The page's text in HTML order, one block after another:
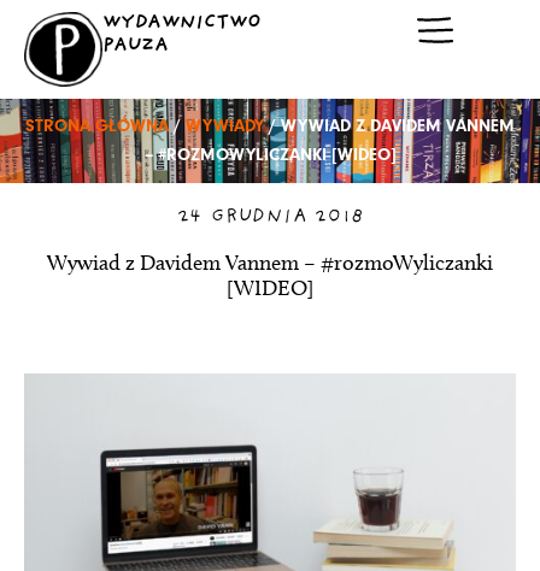
Przejdź
treści
WYDAWNICTWO
PAUZA
STRONA GŁÓWNA/WYWIADY/ WYWIAD Z DAVIDEM VANNEM
– #ROZMOWYLICZANKI [WIDEO]
24 GRUDNIA 2018
Wywiad z Davidem Vannem – #rozmoWyliczanki
[WIDEO]